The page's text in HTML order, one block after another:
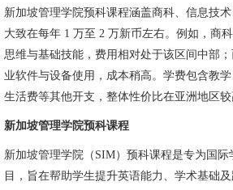
新加坡管理学院预科课程涵盖商科、信息技
大致在每年 1 万至 2 万新币左右。例如，商
思维与基础技能，费用相对处于该区间中部
业软件与设备使用，成本稍高。学费包含教
生活费等其他开支，整体性价比在亚洲地区较
新加坡管理学院预科课程
新加坡管理学院（SIM）预科课程是专为国
目，旨在帮助学生提升英语能力、学术基础